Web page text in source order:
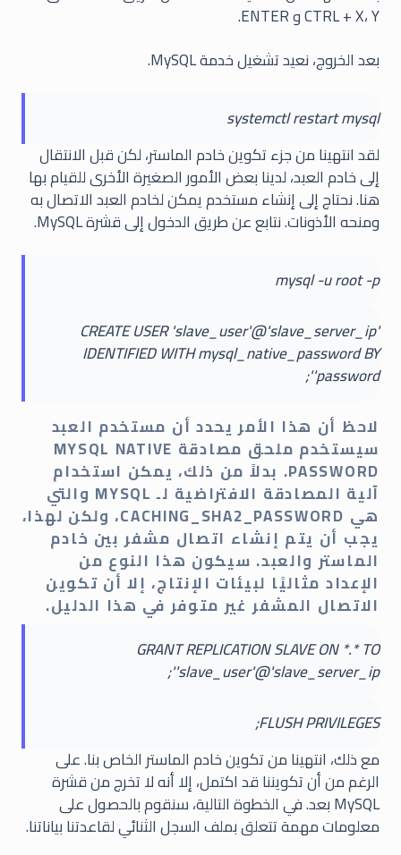
CTRL + X، Y و ENTER.
بعد الخروج، نعيد تشغيل خدمة MySQL.
systemctl restart mysql
لقد انتهينا من جزء تكوين خادم الماستر، لكن قبل الانتقال
إلى خادم العبد، لدينا بعض الأمور الصغيرة الأخرى للقيام بها
هنا. نحتاج إلى إنشاء مستخدم يمكن لخادم العبد الاتصال به
ومنحه الأذونات. نتابع عن طريق الدخول إلى قشرة MySQL.
mysql -u root -p
CREATE USER 'slave_user'@'slave_server_ip'
IDENTIFIED WITH mysql_native_password BY
'password';
لاحظ أن هذا الأمر يحدد أن مستخدم العبد
سيستخدم ملحق مصادقة MYSQL NATIVE
PASSWORD. بدلاً من ذلك، يمكن استخدام
آلية المصادقة الافتراضية لـ MYSQL والتي
هي CACHING_SHA2_PASSWORD، ولكن لهذا،
يجب أن يتم إنشاء اتصال مشفر بين خادم
الماستر والعبد. سيكون هذا النوع من
الإعداد مثاليًا لبيئات الإنتاج، إلا أن تكوين
الاتصال المشفر غير متوفر في هذا الدليل.
GRANT REPLICATION SLAVE ON *.* TO
'slave_user'@'slave_server_ip';
FLUSH PRIVILEGES;
مع ذلك، انتهينا من تكوين خادم الماستر الخاص بنا. على
الرغم من أن تكويننا قد اكتمل، إلا أنه لا تخرج من قشرة
MySQL بعد. في الخطوة التالية، سنقوم بالحصول على
معلومات مهمة تتعلق بملف السجل الثنائي لقاعدتنا بياناتنا.